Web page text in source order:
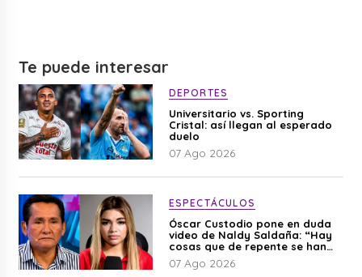
Te puede interesar
DEPORTES
Universitario vs. Sporting
Cristal: así llegan al esperado
duelo
07 Ago 2026
ESPECTÁCULOS
Óscar Custodio pone en duda
video de Naldy Saldaña: “Hay
cosas que de repente se han
editado”
07 Ago 2026